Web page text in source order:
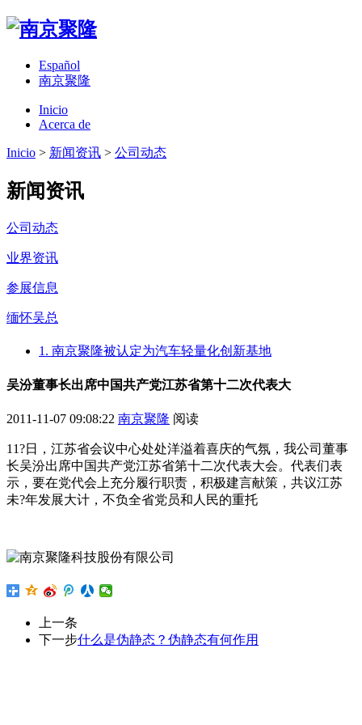
Español
南京聚隆
Inicio
Acerca de
Inicio > 新闻资讯 > 公司动态
新闻资讯
公司动态
业界资讯
参展信息
缅怀吴总
1. 南京聚隆被认定为汽车轻量化创新基地
吴汾董事长出席中国共产党江苏省第十二次代表大
2011-11-07 09:08:22 南京聚隆 阅读
11?日，江苏省会议中心处处洋溢着喜庆的气氛，我公司董事
长吴汾出席中国共产党江苏省第十二次代表大会。代表们表
示，要在党代会上充分履行职责，积极建言献策，共议江苏
未?年发展大计，不负全省党员和人民的重托
上一条
下一步什么是伪静态？伪静态有何作用